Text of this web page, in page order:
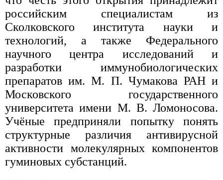
российским специалистам из
Сколковского института науки и
технологий, а также Федерального
научного центра исследований и
разработки иммунобиологических
препаратов им. М. П. Чумакова РАН и
Московского государственного
университета имени М. В. Ломоносова.
Учёные предприняли попытку понять
структурные различия антивирусной
активности молекулярных компонентов
гуминовых субстанций.